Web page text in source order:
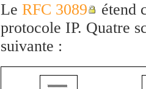
Le RFC 3089
étend
protocole IP. Quatre
suivante :